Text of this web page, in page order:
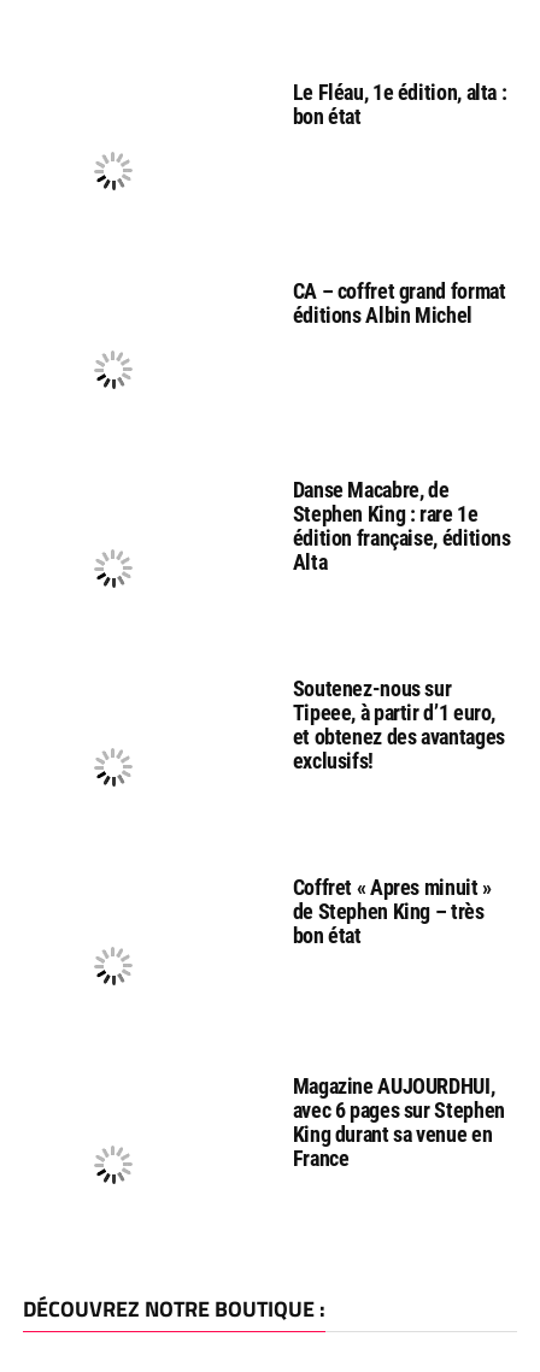
Le Fléau, 1e édition, alta :
bon état
CA – coffret grand format
éditions Albin Michel
Danse Macabre, de
Stephen King : rare 1e
édition française, éditions
Alta
Soutenez-nous sur
Tipeee, à partir d’1 euro,
et obtenez des avantages
exclusifs!
Coffret « Apres minuit »
de Stephen King – très
bon état
Magazine AUJOURDHUI,
avec 6 pages sur Stephen
King durant sa venue en
France
DÉCOUVREZ NOTRE BOUTIQUE :